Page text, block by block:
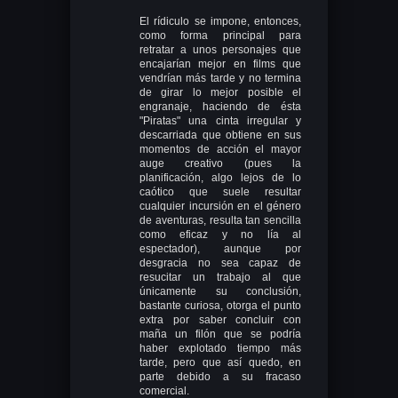
El rídiculo se impone, entonces,
como forma principal para
retratar a unos personajes que
encajarían mejor en films que
vendrían más tarde y no termina
de girar lo mejor posible el
engranaje, haciendo de ésta
"Piratas" una cinta irregular y
descarriada que obtiene en sus
momentos de acción el mayor
auge creativo (pues la
planificación, algo lejos de lo
caótico que suele resultar
cualquier incursión en el género
de aventuras, resulta tan sencilla
como eficaz y no lía al
espectador), aunque por
desgracia no sea capaz de
resucitar un trabajo al que
únicamente su conclusión,
bastante curiosa, otorga el punto
extra por saber concluir con
maña un filón que se podría
haber explotado tiempo más
tarde, pero que así quedo, en
parte debido a su fracaso
comercial.